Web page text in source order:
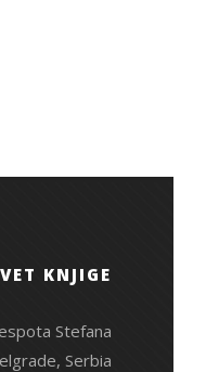
KNJIGE
Stefana
Serbia